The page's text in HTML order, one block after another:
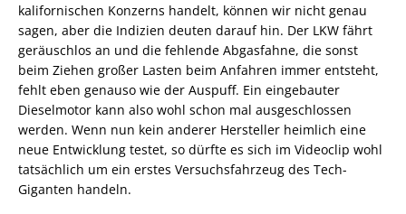
kalifornischen Konzerns handelt, können wir nicht genau
sagen, aber die Indizien deuten darauf hin. Der LKW fährt
geräuschlos an und die fehlende Abgasfahne, die sonst
beim Ziehen großer Lasten beim Anfahren immer entsteht,
fehlt eben genauso wie der Auspuff. Ein eingebauter
Dieselmotor kann also wohl schon mal ausgeschlossen
werden. Wenn nun kein anderer Hersteller heimlich eine
neue Entwicklung testet, so dürfte es sich im Videoclip wohl
tatsächlich um ein erstes Versuchsfahrzeug des Tech-
Giganten handeln.